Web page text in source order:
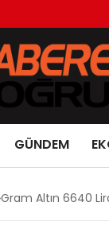
GÜNDEM
Gram Altın 6640